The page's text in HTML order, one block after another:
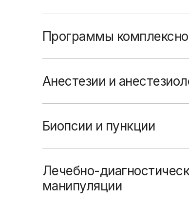
Программы
Анестезии и
Биопсии и пункции
Лечебно-
манипуляции